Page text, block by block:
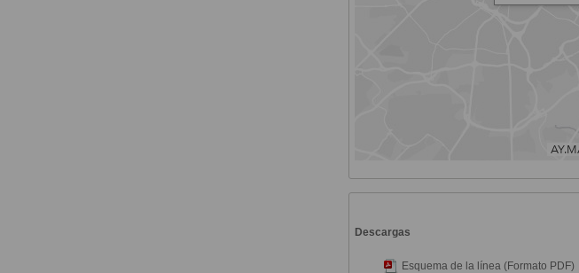
Descargas
Esquema de la línea (Formato PDF)